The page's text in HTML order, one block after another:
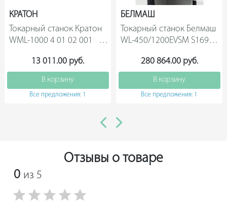
КРАТОН
Токарный станок Кратон
WML-1000 4 01 02 001
13 011.00 руб.
В корзину
Все предложения: 1
БЕЛМАШ
Токарный станок Белмаш
WL-450/1200EVSM S169A
280 864.00 руб.
В корзину
Все предложения: 1
Отзывы о товаре
0 из 5